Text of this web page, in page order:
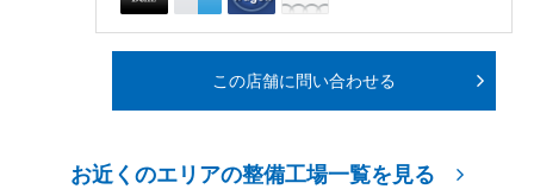
この店舗に問い合わせる
お近くのエリアの整備工場一覧を見る